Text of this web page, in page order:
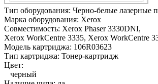
Тип оборудования: Черно-белые
Марка оборудования: Xerox
Совместимость: Xerox Phaser 3330DNI,
Xerox WorkCentre 3335, Xerox WorkCentre
Модель картриджа: 106R03623
Тип картриджа: Тонер-картридж
Цвет:
черный